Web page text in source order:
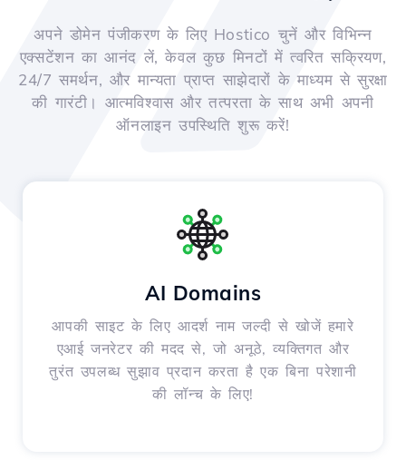
अपने डोमेन पंजीकरण के लिए Hostico चुनें और विभिन्न
एक्सटेंशन का आनंद लें, केवल कुछ मिनटों में त्वरित सक्रियण,
24/7 समर्थन, और मान्यता प्राप्त साझेदारों के माध्यम से सुरक्षा
की गारंटी। आत्मविश्वास और तत्परता के साथ अभी अपनी
ऑनलाइन उपस्थिति शुरू करें!
AI Domains
आपकी साइट के लिए आदर्श नाम जल्दी से खोजें हमारे
एआई जनरेटर की मदद से, जो अनूठे, व्यक्तिगत और
तुरंत उपलब्ध सुझाव प्रदान करता है एक बिना परेशानी
की लॉन्च के लिए!